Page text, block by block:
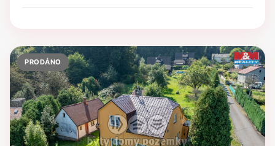
PRODÁNO